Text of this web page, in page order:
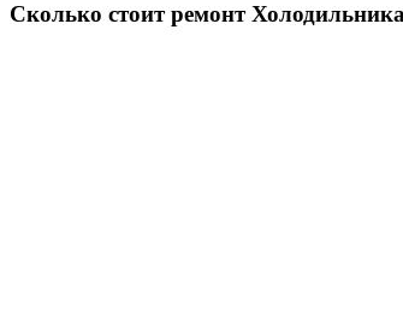
Сколько стоит ремонт